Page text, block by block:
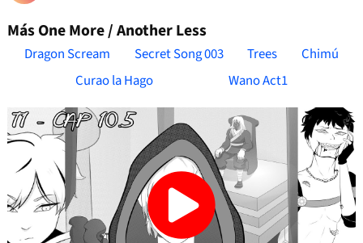
Más One More / Another Less
Dragon Scream Secret Song 003 Trees
Chimú
Curao la Hago
Wano Act1